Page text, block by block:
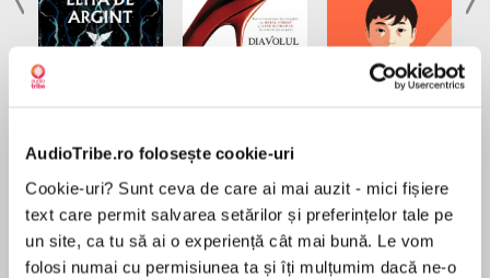
AudioTribe.ro folosește cookie-uri
Cookie-uri? Sunt ceva de care ai mai auzit - mici fișiere
text care permit salvarea setărilor și preferințelor tale pe
un site, ca tu să ai o experiență cât mai bună. Le vom
folosi numai cu permisiunea ta și îți mulțumim dacă ne-o
Desprecarte